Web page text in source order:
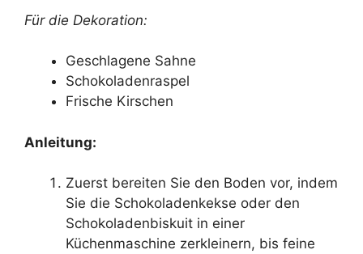
Für die Dekoration:
Geschlagene Sahne
Schokoladenraspel
Frische Kirschen
Anleitung:
Zuerst bereiten Sie den Boden vor, indem
Sie die Schokoladenkekse oder den
Schokoladenbiskuit in einer
Küchenmaschine zerkleinern, bis feine